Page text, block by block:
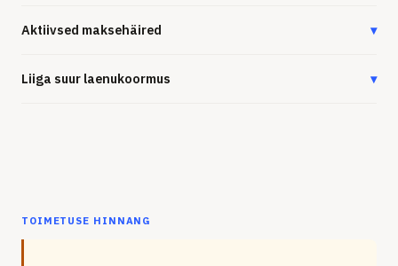
Aktiivsed maksehäired ▾
Liiga suur laenukoormus ▾
TOIMETUSE HINNANG